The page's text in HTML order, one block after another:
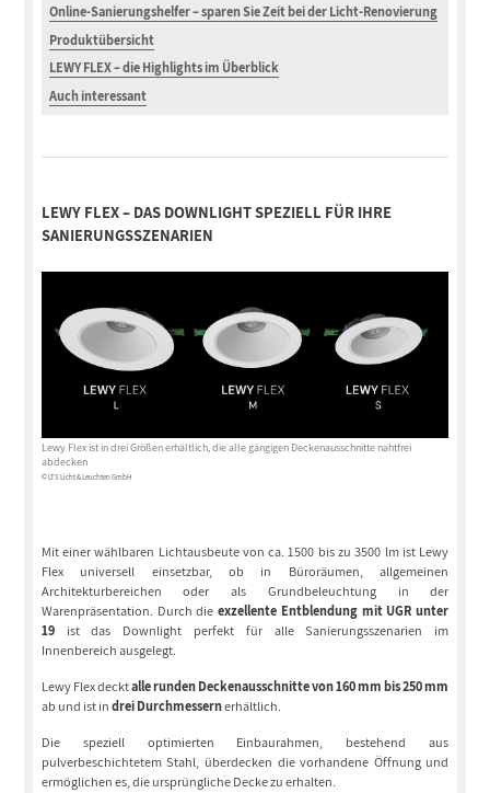
Online-Sanierungshelfer – sparen Sie Zeit bei der Licht-Renovierung
Produktübersicht
LEWY FLEX – die Highlights im Überblick
Auch interessant
LEWY FLEX – DAS DOWNLIGHT SPEZIELL FÜR IHRE
SANIERUNGSSZENARIEN
Lewy Flex ist in drei Größen erhältlich, die alle gängigen Deckenausschnitte nahtfrei
abdecken
© LTS Licht & Leuchten GmbH
Mit einer wählbaren Lichtausbeute von ca. 1500 bis zu 3500 lm ist Lewy
Flex universell einsetzbar, ob in Büroräumen, allgemeinen
Architekturbereichen oder als Grundbeleuchtung in der
Warenpräsentation. Durch dieexzellente Entblendung mit UGR unter
19ist das Downlight perfekt für alle Sanierungsszenarien im
Innenbereich ausgelegt.
Lewy Flex decktalle runden Deckenausschnitte von 160 mm bis 250 mm
ab und ist indrei Durchmessernerhältlich.
Die speziell optimierten Einbaurahmen, bestehend aus
pulverbeschichtetem Stahl, überdecken die vorhandene Öffnung und
ermöglichen es, die ursprüngliche Decke zu erhalten.